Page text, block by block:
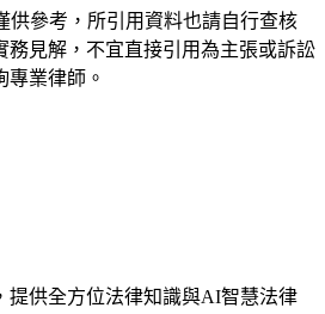
供參考，所引用資料也請自行查核
務見解，不宜直接引用為主張或訴訟
專業律師。
提供全方位法律知識與AI智慧法律